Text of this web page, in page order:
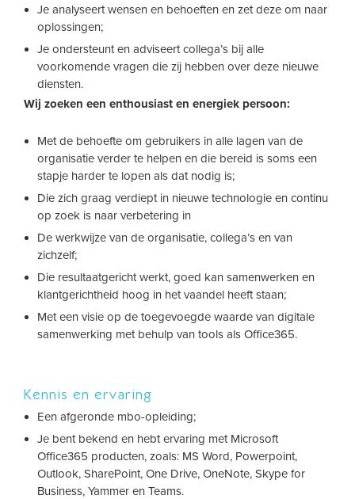
Je analyseert wensen en behoeften en zet deze om naar
oplossingen;
Je ondersteunt en adviseert collega’s bij alle
voorkomende vragen die zij hebben over deze nieuwe
diensten.
Wij zoeken een enthousiast en energiek persoon:
Met de behoefte om gebruikers in alle lagen van de
organisatie verder te helpen en die bereid is soms een
stapje harder te lopen als dat nodig is;
Die zich graag verdiept in nieuwe technologie en continu
op zoek is naar verbetering in
De werkwijze van de organisatie, collega’s en van
zichzelf;
Die resultaatgericht werkt, goed kan samenwerken en
klantgerichtheid hoog in het vaandel heeft staan;
Met een visie op de toegevoegde waarde van digitale
samenwerking met behulp van tools als Office365.
Kennis en ervaring
Een afgeronde mbo-opleiding;
Je bent bekend en hebt ervaring met Microsoft
Office365 producten, zoals: MS Word, Powerpoint,
Outlook, SharePoint, One Drive, OneNote, Skype for
Business, Yammer en Teams.